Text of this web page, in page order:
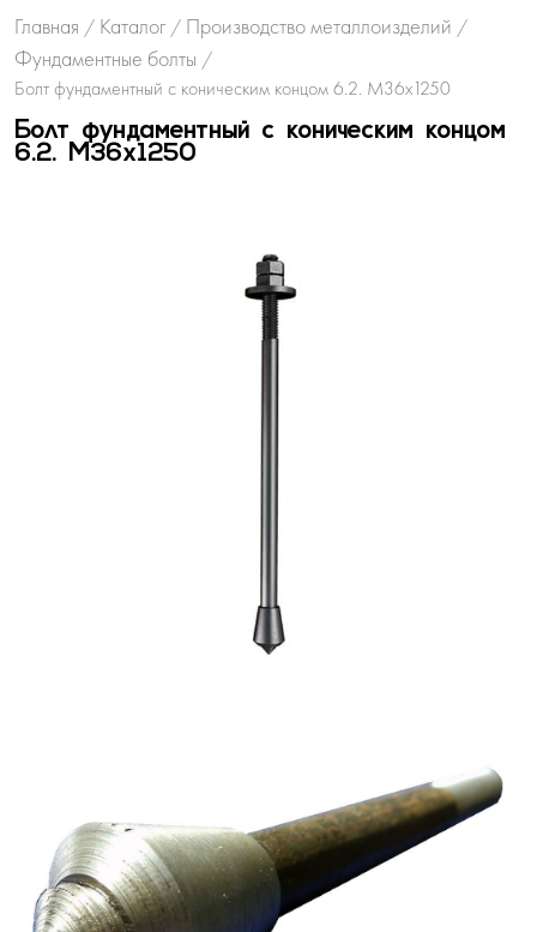
Главная / Каталог / Производство металлоизделий /
Фундаментные болты /
Болт фундаментный с коническим концом 6.2. М36х1250
Болт фундаментный с коническим концом
6.2. М36х1250